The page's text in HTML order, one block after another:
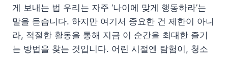
게 보내는 법 우리는 자주 ‘나이에 맞게 행동하라’는
말을 듣습니다. 하지만 여기서 중요한 건 제한이 아니
라, 적절한 활동을 통해 지금 이 순간을 최대한 즐기
는 방법을 찾는 것입니다. 어린 시절엔 탐험이, 청소